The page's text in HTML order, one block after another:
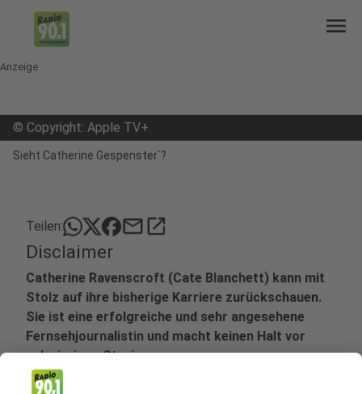
menu
Anzeige
© Copyright: Apple TV+
Sieht Catherine Gespenster`?
Teilen: mailopen_in_new
Disclaimer
Catherine Ravenscroft (Cate Blanchett) kann mit
Stolz auf ihre bisherige Karriere zurückschauen.
Sie ist eine erfolgreiche und sehr angesehene
Fernsehjournalistin und macht keinen Halt vor
schwierigen Stories.
Veröffentlicht: